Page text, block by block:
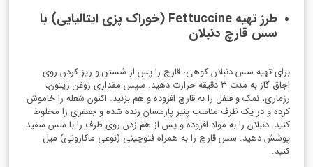
طرز تهیه Fettuccine (خوراک پزی ایتالیایی) با
سس قارچ دنبلان
برای تهیه سس دنبلان کوهی، قارچ را پس از شستن و ریز کردن روی
اجاق گاز به مدت ۳ دقیقه حرارت دهید. سپس مقداری روغن زیتون،
رزماری، نمک و فلفل را به قارچ افزوده و هم بزنید. اکنون شعله را خاموش
کرده و در یک ظرف مناسب پنیر پارمسان رنده شده و جعفری را مخلوط
کنید. دنبلان را به مواد افزوده و پس از هم زدن روی ظرف را با سس سفید
پوشش دهید. سس قارچ را به همراه فتوچینی (نوعی ماکارونی) میل
کنید.